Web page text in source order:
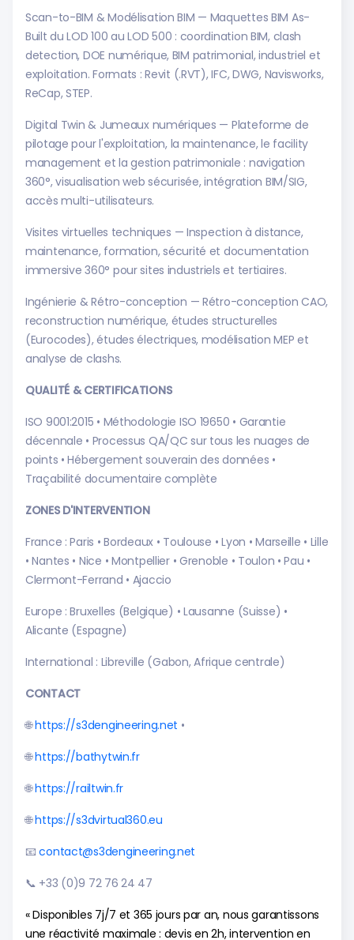
Scan-to-BIM & Modélisation BIM — Maquettes BIM As-
Built du LOD 100 au LOD 500 : coordination BIM, clash
detection, DOE numérique, BIM patrimonial, industriel et
exploitation. Formats : Revit (.RVT), IFC, DWG, Navisworks,
ReCap, STEP.
Digital Twin & Jumeaux numériques — Plateforme de
pilotage pour l'exploitation, la maintenance, le facility
management et la gestion patrimoniale : navigation
360°, visualisation web sécurisée, intégration BIM/SIG,
accès multi-utilisateurs.
Visites virtuelles techniques — Inspection à distance,
maintenance, formation, sécurité et documentation
immersive 360° pour sites industriels et tertiaires.
Ingénierie & Rétro-conception — Rétro-conception CAO,
reconstruction numérique, études structurelles
(Eurocodes), études électriques, modélisation MEP et
analyse de clashs.
QUALITÉ & CERTIFICATIONS
ISO 9001:2015 • Méthodologie ISO 19650 • Garantie
décennale • Processus QA/QC sur tous les nuages de
points • Hébergement souverain des données •
Traçabilité documentaire complète
ZONES D'INTERVENTION
France : Paris • Bordeaux • Toulouse • Lyon • Marseille • Lille
• Nantes • Nice • Montpellier • Grenoble • Toulon • Pau •
Clermont-Ferrand • Ajaccio
Europe : Bruxelles (Belgique) • Lausanne (Suisse) •
Alicante (Espagne)
International : Libreville (Gabon, Afrique centrale)
CONTACT
🌐https://s3dengineering.net •
🌐https://bathytwin.fr
🌐https://railtwin.fr
🌐https://s3dvirtual360.eu
📧contact@s3dengineering.net
📞 +33 (0)9 72 76 24 47
« Disponibles 7j/7 et 365 jours par an, nous garantissons
une réactivité maximale : devis en 2h, intervention en